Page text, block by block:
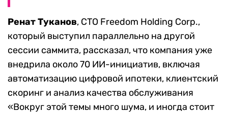
Ренат Туканов, CTO Freedom Holding Corp.,
который выступил параллельно на другой
сессии саммита, рассказал, что компания уже
внедрила около 70 ИИ-инициатив, включая
автоматизацию цифровой ипотеки, клиентский
скоринг и анализ качества обслуживания
«Вокруг этой темы много шума, и иногда стоит